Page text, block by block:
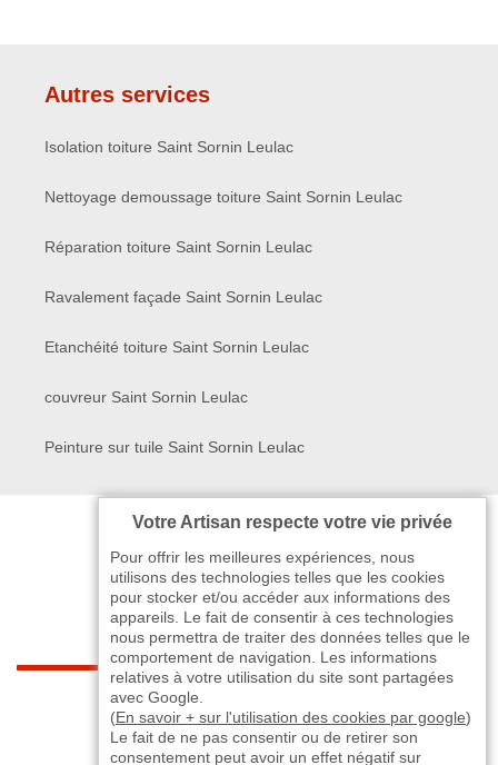
Autres services
Isolation toiture Saint Sornin Leulac
Nettoyage demoussage toiture Saint Sornin Leulac
Réparation toiture Saint Sornin Leulac
Ravalement façade Saint Sornin Leulac
Etanchéité toiture Saint Sornin Leulac
couvreur Saint Sornin Leulac
Peinture sur tuile Saint Sornin Leulac
indisponible - indisponible>
Votre Artisan respecte votre vie privée
Pour offrir les meilleures expériences, nous
utilisons des technologies telles que les cookies
pour stocker et/ou accéder aux informations des
appareils. Le fait de consentir à ces technologies
nous permettra de traiter des données telles que le
comportement de navigation. Les informations
relatives à votre utilisation du site sont partagées
avec Google.
(En savoir + sur l'utilisation des cookies par google)
Le fait de ne pas consentir ou de retirer son
consentement peut avoir un effet négatif sur